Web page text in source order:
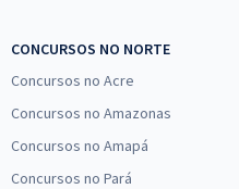
CONCURSOS NO NORTE
Concursos no Acre
Concursos no Amazonas
Concursos no Amapá
Concursos no Pará